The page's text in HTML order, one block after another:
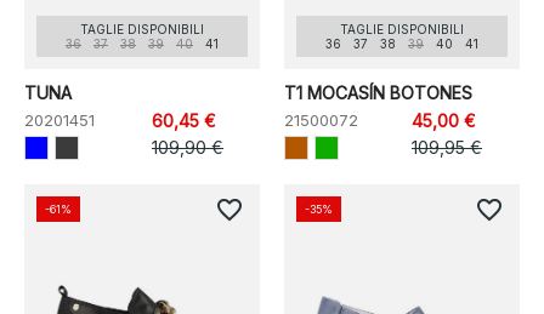
TAGLIE DISPONIBILI
36
37 38 39 40 41
TUNA
20201451
60,45 €
109,90 €
TAGLIE DISPONIBILI
36
37 38 39 40 41
T1 MOCASÍN BOTONES
21500072
45,00 €
109,95 €
-61% favorite_border -35% favorite_border